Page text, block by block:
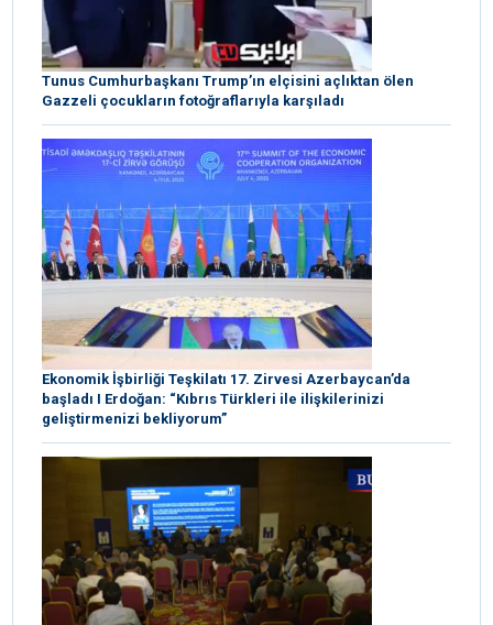
Tunus Cumhurbaşkanı Trump’ın elçisini açlıktan ölen
Gazzeli çocukların fotoğraflarıyla karşıladı
Ekonomik İşbirliği Teşkilatı 17. Zirvesi Azerbaycan’da
başladı I Erdoğan: “Kıbrıs Türkleri ile ilişkilerinizi
geliştirmenizi bekliyorum”